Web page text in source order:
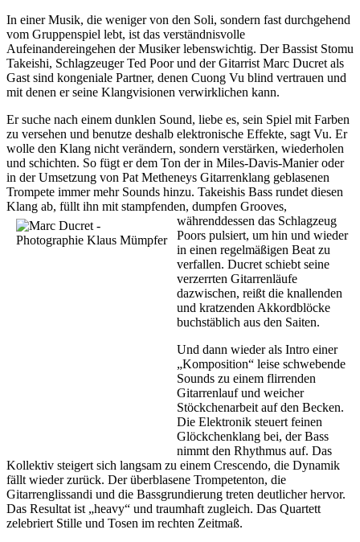
In einer Musik, die weniger von den Soli, sondern fast durchgehend
vom Gruppenspiel lebt, ist das verständnisvolle
Aufeinandereingehen der Musiker lebenswichtig. Der Bassist Stomu
Takeishi, Schlagzeuger Ted Poor und der Gitarrist Marc Ducret als
Gast sind kongeniale Partner, denen Cuong Vu blind vertrauen und
mit denen er seine Klangvisionen verwirklichen kann.
Er suche nach einem dunklen Sound, liebe es, sein Spiel mit Farben
zu versehen und benutze deshalb elektronische Effekte, sagt Vu. Er
wolle den Klang nicht verändern, sondern verstärken, wiederholen
und schichten. So fügt er dem Ton der in Miles-Davis-Manier oder
in der Umsetzung von Pat Metheneys Gitarrenklang geblasenen
Trompete immer mehr Sounds hinzu. Takeishis Bass rundet diesen
Klang ab, füllt ihn mit stampfenden, dumpfen Grooves,
währenddessen das Schlagzeug
Poors pulsiert, um hin und wieder
in einen regelmäßigen Beat zu
verfallen. Ducret schiebt seine
verzerrten Gitarrenläufe
dazwischen, reißt die knallenden
und kratzenden Akkordblöcke
buchstäblich aus den Saiten.
Und dann wieder als Intro einer
„Komposition“ leise schwebende
Sounds zu einem flirrenden
Gitarrenlauf und weicher
Stöckchenarbeit auf den Becken.
Die Elektronik steuert feinen
Glöckchenklang bei, der Bass
nimmt den Rhythmus auf. Das
Kollektiv steigert sich langsam zu einem Crescendo, die Dynamik
fällt wieder zurück. Der überblasene Trompetenton, die
Gitarrenglissandi und die Bassgrundierung treten deutlicher hervor.
Das Resultat ist „heavy“ und traumhaft zugleich. Das Quartett
zelebriert Stille und Tosen im rechten Zeitmaß.